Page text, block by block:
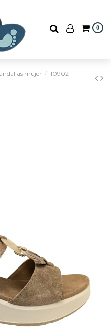
0
mujer
109021